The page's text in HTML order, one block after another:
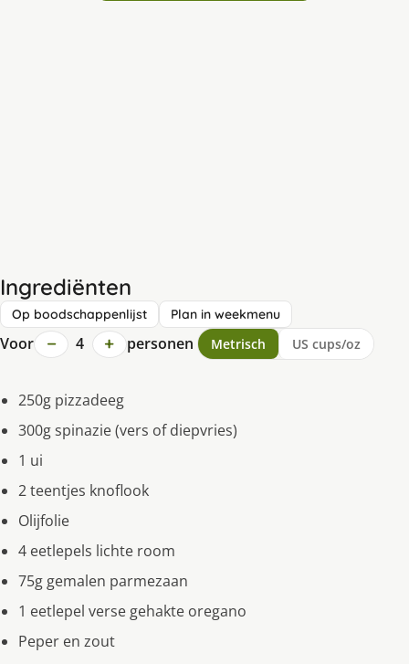
Ingrediënten
Op boodschappenlijst Plan in weekmenu
Voor − 4 + personen Metrisch US cups/oz
250g pizzadeeg
300g spinazie (vers of diepvries)
1 ui
2 teentjes knoflook
Olijfolie
4 eetlepels lichte room
75g gemalen parmezaan
1 eetlepel verse gehakte oregano
Peper en zout